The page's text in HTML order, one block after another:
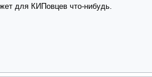
для КИПовцев что-нибудь.